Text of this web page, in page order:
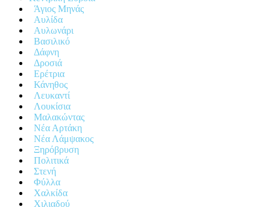
Άγιος Μηνάς
Αυλίδα
Αυλωνάρι
Βασιλικό
Δάφνη
Δροσιά
Ερέτρια
Κάνηθος
Λευκαντί
Λουκίσια
Μαλακώντας
Νέα Αρτάκη
Νέα Λάμψακος
Ξηρόβρυση
Πολιτικά
Στενή
Φύλλα
Χαλκίδα
Χιλιαδού